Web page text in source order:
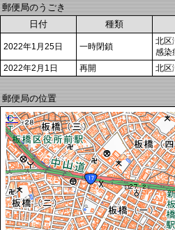
郵便局のうごき
日付
種類
2022年1月25日 一時閉鎖
北区
感染
2022年2月1日
再開 北区
郵便局の位置